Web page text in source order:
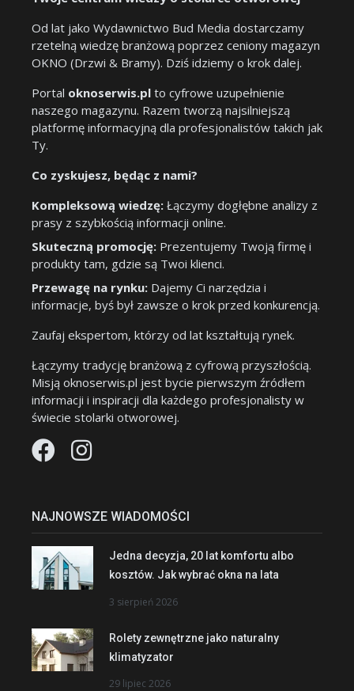
Od lat jako Wydawnictwo Bud Media dostarczamy
rzetelną wiedzę branżową poprzez ceniony magazyn
OKNO (Drzwi & Bramy). Dziś idziemy o krok dalej.
Portal oknoserwis.pl to cyfrowe uzupełnienie
naszego magazynu. Razem tworzą najsilniejszą
platformę informacyjną dla profesjonalistów takich jak
Ty.
Co zyskujesz, będąc z nami?
Kompleksową wiedzę: Łączymy dogłębne analizy z
prasy z szybkością informacji online.
Skuteczną promocję: Prezentujemy Twoją firmę i
produkty tam, gdzie są Twoi klienci.
Przewagę na rynku: Dajemy Ci narzędzia i
informacje, byś był zawsze o krok przed konkurencją.
Zaufaj ekspertom, którzy od lat kształtują rynek.
Łączymy tradycję branżową z cyfrową przyszłością.
Misją oknoserwis.pl jest bycie pierwszym źródłem
informacji i inspiracji dla każdego profesjonalisty w
świecie stolarki otworowej.
NAJNOWSZE WIADOMOŚCI
Jedna decyzja, 20 lat komfortu albo
kosztów. Jak wybrać okna na lata
3 sierpień 2026
Rolety zewnętrzne jako naturalny
klimatyzator
29 lipiec 2026